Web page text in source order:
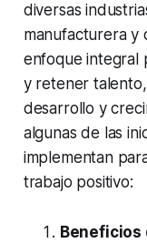
diversas
manufacturera y
enfoque integral
y retener
desarrollo y
algunas de las
implementan
trabajo positivo:
Beneficios